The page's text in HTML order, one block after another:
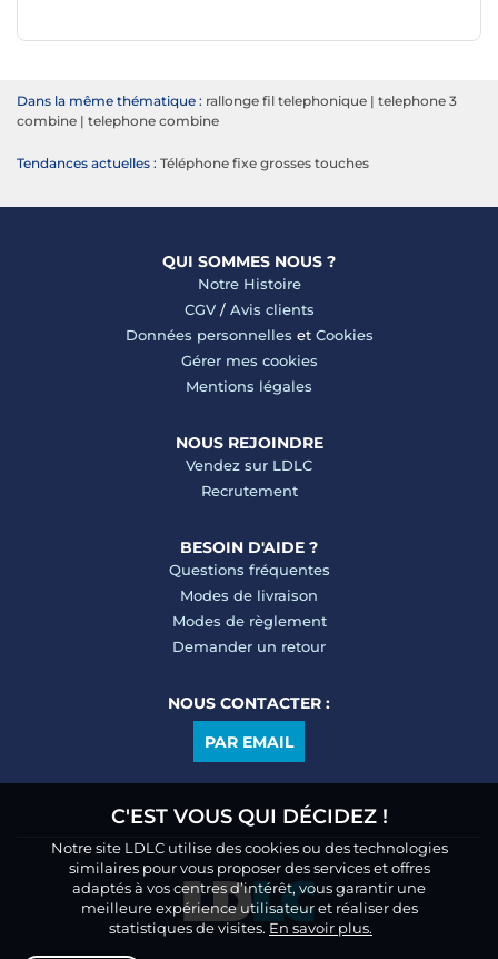
Dans la même thématique : rallonge fil telephonique | telephone 3
combine | telephone combine
Tendances actuelles : Téléphone fixe grosses touches
QUI SOMMES NOUS ?
Notre Histoire
CGV/ Avis clients
Données personnelles et Cookies
Gérer mes cookies
Mentions légales
NOUS REJOINDRE
Vendez sur LDLC
Recrutement
BESOIN D'AIDE ?
Questions fréquentes
Modes de livraison
Modes de règlement
Demander un retour
NOUS CONTACTER :
PAR EMAIL
C'EST VOUS QUI DÉCIDEZ !
Notre site LDLC utilise des cookies ou des technologies
similaires pour vous proposer des services et offres
adaptés à vos centres d’intérêt, vous garantir une
meilleure expérience utilisateur et réaliser des
statistiques de visites. En savoir plus.